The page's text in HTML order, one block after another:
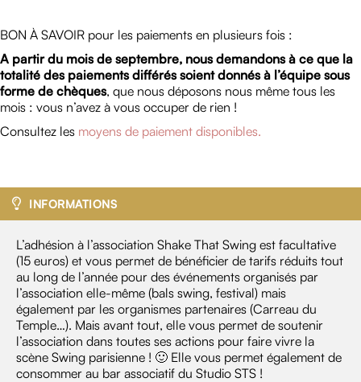
BON À SAVOIR pour les paiements en plusieurs fois :
A partir du mois de septembre, nous demandons à ce que la
totalité des paiements différés soient donnés à l’équipe sous
forme de chèques, que nous déposons nous même tous les
mois : vous n’avez à vous occuper de rien !
Consultez les moyens de paiement disponibles.
INFORMATIONS
L’adhésion à l’association Shake That Swing est facultative
(15 euros) et vous permet de bénéficier de tarifs réduits tout
au long de l’année pour des événements organisés par
l’association elle-même (bals swing, festival) mais
également par les organismes partenaires (Carreau du
Temple…). Mais avant tout, elle vous permet de soutenir
l’association dans toutes ses actions pour faire vivre la
scène Swing parisienne ! 🙂 Elle vous permet également de
consommer au bar associatif du Studio STS !